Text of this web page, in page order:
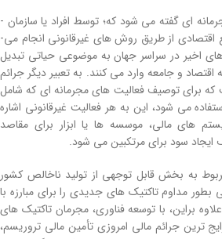
جرائم مالی به فعالیت­ های مجرمانه ای گفته می ­شود که؛ توسط افراد یا سازمان ­
های مجرمانه برای تأمین منافع اقتصادی از طریق روش های غیرقانونی انجام می­
اخیر در سراسر جهان به موضوعی حیاتی تبدیل
و جامعه وارد می‌ کنند. به ­تعبیر دیگر جرائم
برای توصیف فعالیت­ های مجرمانه ­ای که شامل
می­ شود، این به هر فعالیت غیرقانونی اشاره
­های مالی، موسسه ­ها یا ابزار برای مقاصد
ایجاد سود برای مرتکبین می ­شود.
به بخش قابل توجهی از تولید ناخالص کشور
بطور مداوم تاکتیک­ های جدیدی را برای مبارزه با
براین، با توسعه فناوری، مجرمان تاکتیک های
ترین جرائم مالی امروزی تأمین مالی تروریسم،